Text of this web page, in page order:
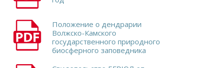
Положение о дендрарии
Волжско-Камского
государственного природного
биосферного заповедника